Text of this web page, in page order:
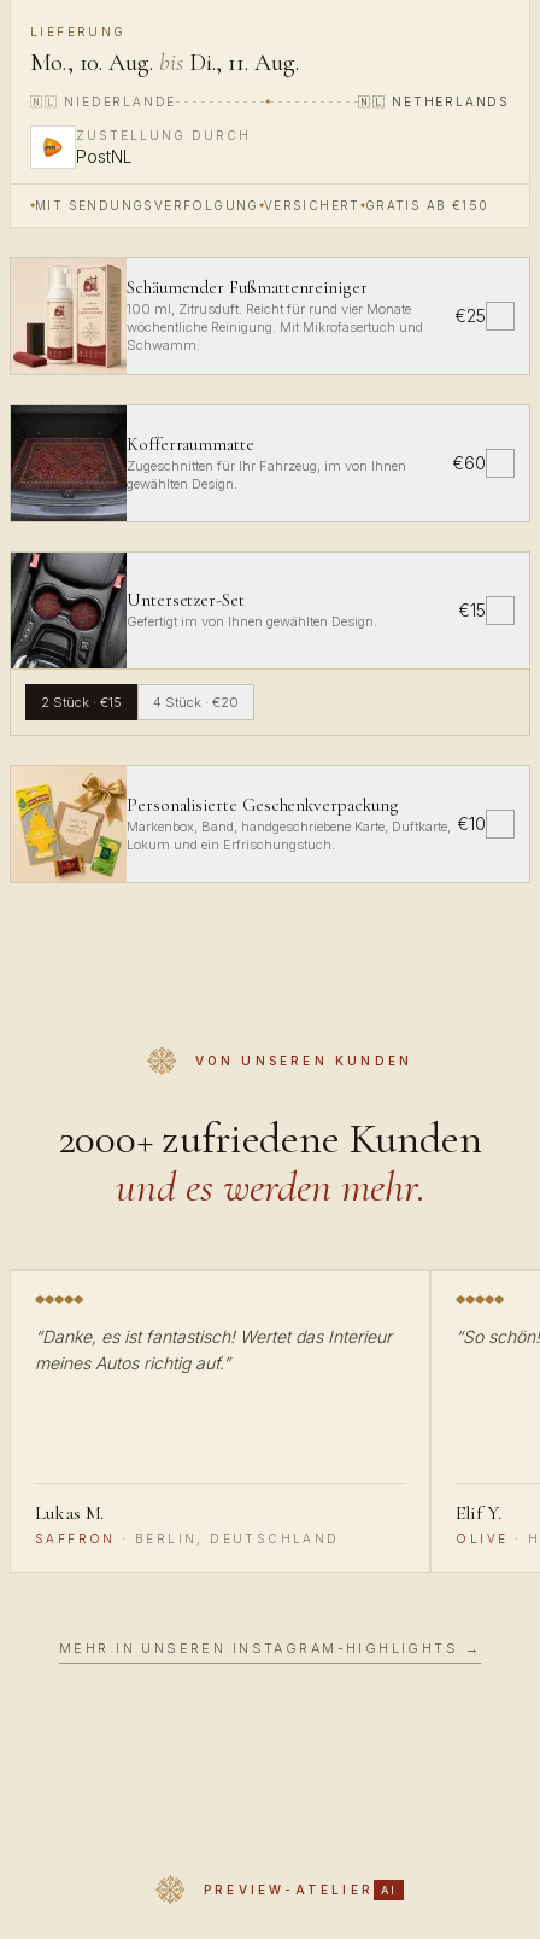
LIEFERUNG
Mo., 10. Aug. bis Di., 11. Aug.
🇳🇱 NIEDERLANDE 🇳🇱 NETHERLANDS
ZUSTELLUNG DURCH
PostNL
MIT SENDUNGSVERFOLGUNG VERSICHERT GRATIS AB €150
Schäumender Fußmattenreiniger
100 ml, Zitrusduft. Reicht für rund vier Monate
wöchentliche Reinigung. Mit Mikrofasertuch und
Schwamm.
€25
Kofferraummatte
Zugeschnitten für Ihr Fahrzeug, im von Ihnen
gewählten Design.
€60
Untersetzer-Set
Gefertigt im von Ihnen gewählten Design.
€15
2 Stück · €15 4 Stück · €20
Personalisierte Geschenkverpackung
Markenbox, Band, handgeschriebene Karte, Duftkarte,
Lokum und ein Erfrischungstuch.
€10
VON UNSEREN KUNDEN
2000+ zufriedene Kunden
und es werden mehr.
“Danke, es ist fantastisch! Wertet das Interieur
meines Autos richtig auf.”
Lukas M.
SAFFRON · BERLIN, DEUTSCHLAND
“So schön!
Elif Y.
OLIVE ·
MEHR IN UNSEREN INSTAGRAM-HIGHLIGHTS →
PREVIEW-ATELIER AI